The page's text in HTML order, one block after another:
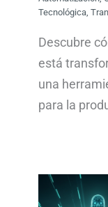
Tecnológica ,
Descubre
está
una
para la